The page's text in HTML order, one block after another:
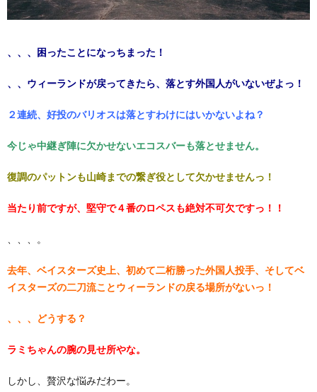
、、、困ったことになっちまった！
、、ウィーランドが戻ってきたら、落とす外国人がいないぜよっ！
２連続、好投のバリオスは落とすわけにはいかないよね？
今じゃ中継ぎ陣に欠かせないエコスバーも落とせません。
復調のパットンも山崎までの繋ぎ役として欠かせませんっ！
当たり前ですが、堅守で４番のロペスも絶対不可欠ですっ！！
、、、。
去年、ベイスターズ史上、初めて二桁勝った外国人投手、そしてベ
イスターズの二刀流ことウィーランドの戻る場所がないっ！
、、、どうする？
ラミちゃんの腕の見せ所やな。
しかし、贅沢な悩みだわー。